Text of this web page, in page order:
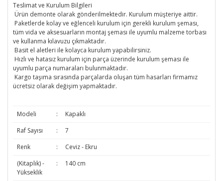
Teslimat ve Kurulum Bilgileri
Ürün demonte olarak gönderilmektedir. Kurulum müşteriye aittir.
Paketlerde kolay ve eğlenceli kurulum için gerekli kurulum şeması,
tüm vida ve aksesuarların montaj şeması ile uyumlu malzeme torbası
ve kullanma kılavuzu çıkmaktadır.
Basit el aletleri ile kolayca kurulum yapabilirsiniz.
Hızlı ve hatasız kurulum için parça üzerinde kurulum şeması ile
uyumlu parça numaraları bulunmaktadır.
Kargo taşıma sırasında parçalarda oluşan tüm hasarları firmamız
ücretsiz olarak değişim yapmaktadır.
Modeli :
Kapaklı
Raf Sayısı
:
7
Renk
:
Ceviz - Ekru
(Kitaplık) -
Yükseklik
: 140 cm